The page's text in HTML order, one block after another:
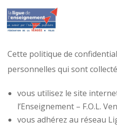
Cette politique de
personnelles qui sont
vous utilisez le site
l’Enseignement – F.O.L.
vous adhérez au réseau